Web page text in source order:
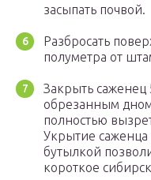
засыпать почвой.
Разбросать
полуметра от
Закрыть саженец
обрезанным
полностью
Укрытие саженца
бутылкой
короткое